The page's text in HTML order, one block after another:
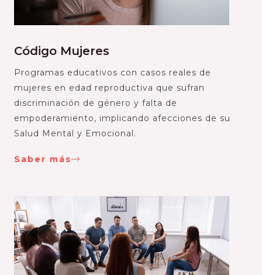
Código Mujeres
Programas educativos con casos reales de
mujeres en edad reproductiva que sufran
discriminación de género y falta de
empoderamiento, implicando afecciones de su
Salud Mental y Emocional.
Saber más